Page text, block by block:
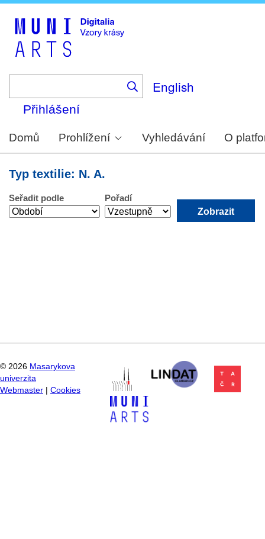
English
Přihlášení
Domů Prohlížení Vyhledávání O
Typ textilie: N. A.
Seřadit podle Pořadí
© 2026 Masarykova
univerzita
Webmaster
Cookies